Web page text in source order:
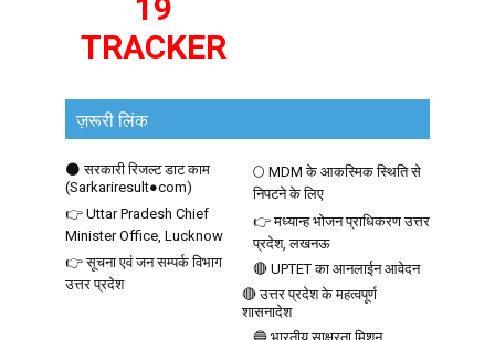
19
TRACKER
ज़रूरी लिंक
🌑 सरकारी रिजल्ट डाट काम
(Sarkariresult●com)
🌕 MDM के आकस्मिक स्थिति से
निपटने के लिए
👉 Uttar Pradesh Chief
Minister Office, Lucknow
👉 मध्यान्ह भोजन प्राधिकरण उत्तर
प्रदेश, लखनऊ
👉 सूचना एवं जन सम्पर्क विभाग
उत्तर प्रदेश
🔴 UPTET का आनलाईन आवेदन
🔴 उत्तर प्रदेश के महत्वपूर्ण
शासनादेश